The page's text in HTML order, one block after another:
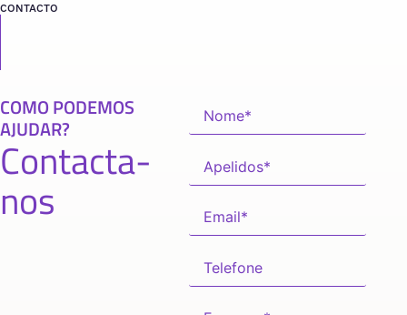
CONTACTO
COMO PODEMOS
AJUDAR?
Contacta-
nos